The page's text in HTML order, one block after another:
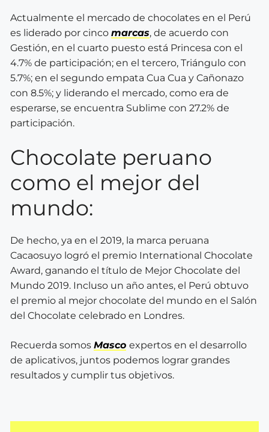
Actualmente el mercado de chocolates en el Perú
es liderado por cinco marcas, de acuerdo con
Gestión, en el cuarto puesto está Princesa con el
4.7% de participación; en el tercero, Triángulo con
5.7%; en el segundo empata Cua Cua y Cañonazo
con 8.5%; y liderando el mercado, como era de
esperarse, se encuentra Sublime con 27.2% de
participación.
Chocolate peruano
como el mejor del
mundo:
De hecho, ya en el 2019, la marca peruana
Cacaosuyo logró el premio International Chocolate
Award, ganando el título de Mejor Chocolate del
Mundo 2019. Incluso un año antes, el Perú obtuvo
el premio al mejor chocolate del mundo en el Salón
del Chocolate celebrado en Londres.
Recuerda somos Masco expertos en el desarrollo
de aplicativos, juntos podemos lograr grandes
resultados y cumplir tus objetivos.